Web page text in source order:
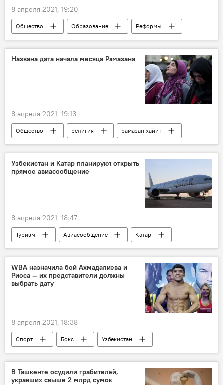
8 апреля 2021, 19:20
Общество Образование Реформы
Названа дата начала месяца Рамазана
8 апреля 2021, 19:13
Общество религия рамазан хайит
Узбекистан и Катар планируют открыть
прямое авиасообщение
8 апреля 2021, 18:47
Туризм Авиасообщение
Катар
Государственный комитет Республики Узбекистан по развитию туризма
WBA назначила бой Ахмадалиева и
Риоса — их представители должны
выбрать дату
8 апреля 2021, 18:38
Спорт Бокс
Узбекистан
Муроджон Ахмадалиев
В Ташкенте осудили грабителей,
укравших свыше 2 млрд сумов